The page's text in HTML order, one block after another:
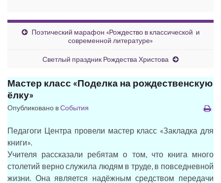
Поэтический марафон «Рождество в классической и
современной литературе»
Светлый праздник Рождества Христова
Мастер класс «Поделка на рождественскую
ёлку»
Опубликовано вСобытия
Педагоги Центра провели мастер класс «Закладка для
книги».
Учителя рассказали ребятам о том, что книга много
столетий верно служила людям в труде, в повседневной
жизни. Она является надёжным средством передачи